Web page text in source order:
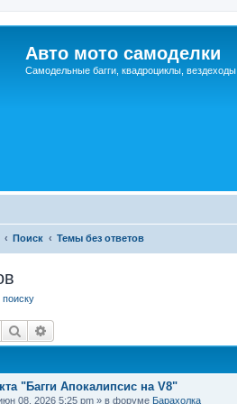
Авто мото самоделки
Самодельные багги, квадроциклы, вездеходы
Поиск Темы без ответов
Поиск
"Багги Апокалипсис на V8"
08, 2026 5:25 pm » в форуме Барахолка